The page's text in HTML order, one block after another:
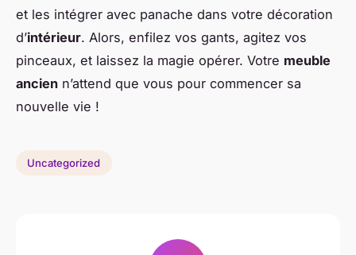
et les intégrer avec panache dans votre décoration
d’intérieur. Alors, enfilez vos gants, agitez vos
pinceaux, et laissez la magie opérer. Votre meuble
ancien n’attend que vous pour commencer sa
nouvelle vie !
Uncategorized